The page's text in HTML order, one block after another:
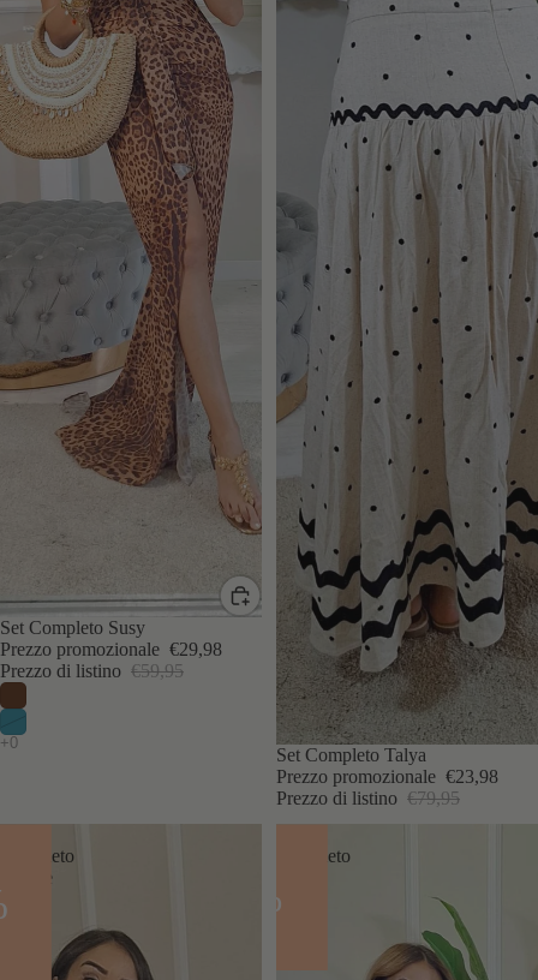
IN SCONTO
Set Completo Susy
Prezzo promozionale €29,98
Prezzo di listino €59,95
ESAURITO
Set Completo Talya
Prezzo promozionale €23,98
Prezzo di listino €79,95
Completo
Giselle
-
Completo
- 70%